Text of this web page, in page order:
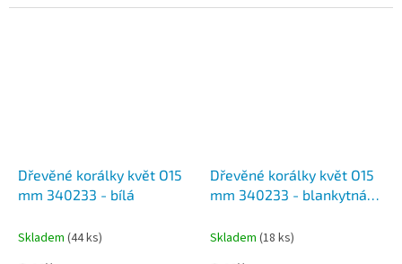
Dřevěné korálky květ O15
mm 340233 - bílá
Skladem (44 ks)
Dřevěné korálky květ O15
mm 340233 - blankytná
Skladem (18 ks)